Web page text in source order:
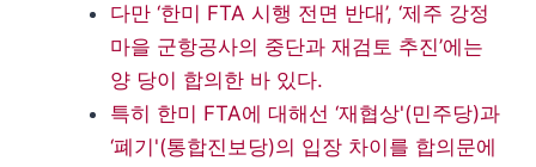
다만 ‘한미 FTA 시행 전면 반대’, ‘제주 강정
마을 군항공사의 중단과 재검토 추진’에는
양 당이 합의한 바 있다.
특히 한미 FTA에 대해선 ‘재협상'(민주당)과
‘폐기'(통합진보당)의 입장 차이를 합의문에